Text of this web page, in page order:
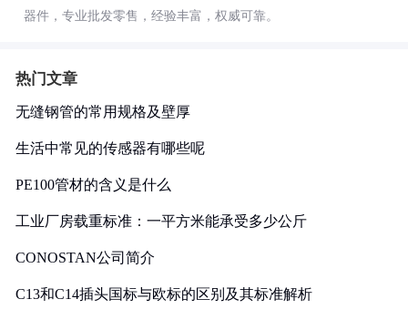
器件，专业批发零售，经验丰富，权威可靠。
热门文章
无缝钢管的常用规格及壁厚
生活中常见的传感器有哪些呢
PE100管材的含义是什么
工业厂房载重标准：一平方米能承受多少公斤
CONOSTAN公司简介
C13和C14插头国标与欧标的区别及其标准解析